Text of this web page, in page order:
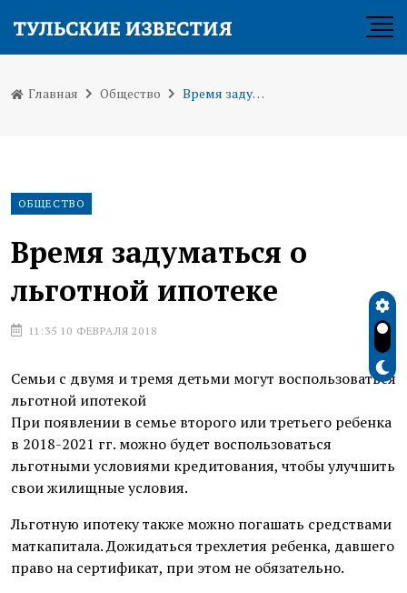
Главная Общество Время задуматься о льготной ипотеке
ОБЩЕСТВО
Время задуматься о
льготной ипотеке
11:35 10 ФЕВРАЛЯ 2018
Семьи с двумя и тремя детьми могут воспользоваться
льготной ипотекой
При появлении в семье второго или третьего ребенка
в 2018-2021 гг. можно будет воспользоваться
льготными условиями кредитования, чтобы улучшить
свои жилищные условия.
Льготную ипотеку также можно погашать средствами
маткапитала. Дожидаться трехлетия ребенка, давшего
право на сертификат, при этом не обязательно.